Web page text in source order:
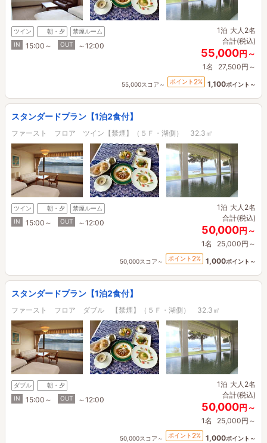
ツイン 朝・夕
禁煙ルーム
IN
15:00～ OUT ～12:00
1泊 大人2名
合計(税込)
55,000円～
1名 27,500円～
55,000スコア～ ポイント 2% 1,100ポイント～
スタンダードプラン【1泊2食付】
ファースト フロア ツイン【禁煙】（５Ｆ・湖側） 32.3㎡
ツイン 朝・夕
禁煙ルーム
IN
15:00～ OUT ～12:00
1泊 大人2名
合計(税込)
50,000円～
1名 25,000円～
50,000スコア～ ポイント 2% 1,000ポイント～
スタンダードプラン【1泊2食付】
ファースト フロア ダブル 【禁煙】（５Ｆ・湖側） 32.3㎡
ダブル
朝・夕
IN
15:00～ OUT ～12:00
1泊 大人2名
合計(税込)
50,000円～
1名 25,000円～
50,000スコア～ ポイント 2% 1,000ポイント～